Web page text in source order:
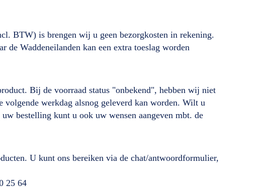
BTW) is brengen wij u geen bezorgkosten in rekening.
Waddeneilanden kan een extra toeslag worden
Bij de voorraad status "onbekend", hebben wij niet
werkdag alsnog geleverd kan worden. Wilt u
bestelling kunt u ook uw wensen aangeven mbt. de
U kunt ons bereiken via de chat/antwoordformulier,
25 64